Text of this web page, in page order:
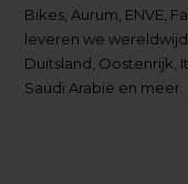
Bikes, Aurum, ENVE,
leveren we
Duitsland, Oostenrijk,
Saudi Arabië en meer.